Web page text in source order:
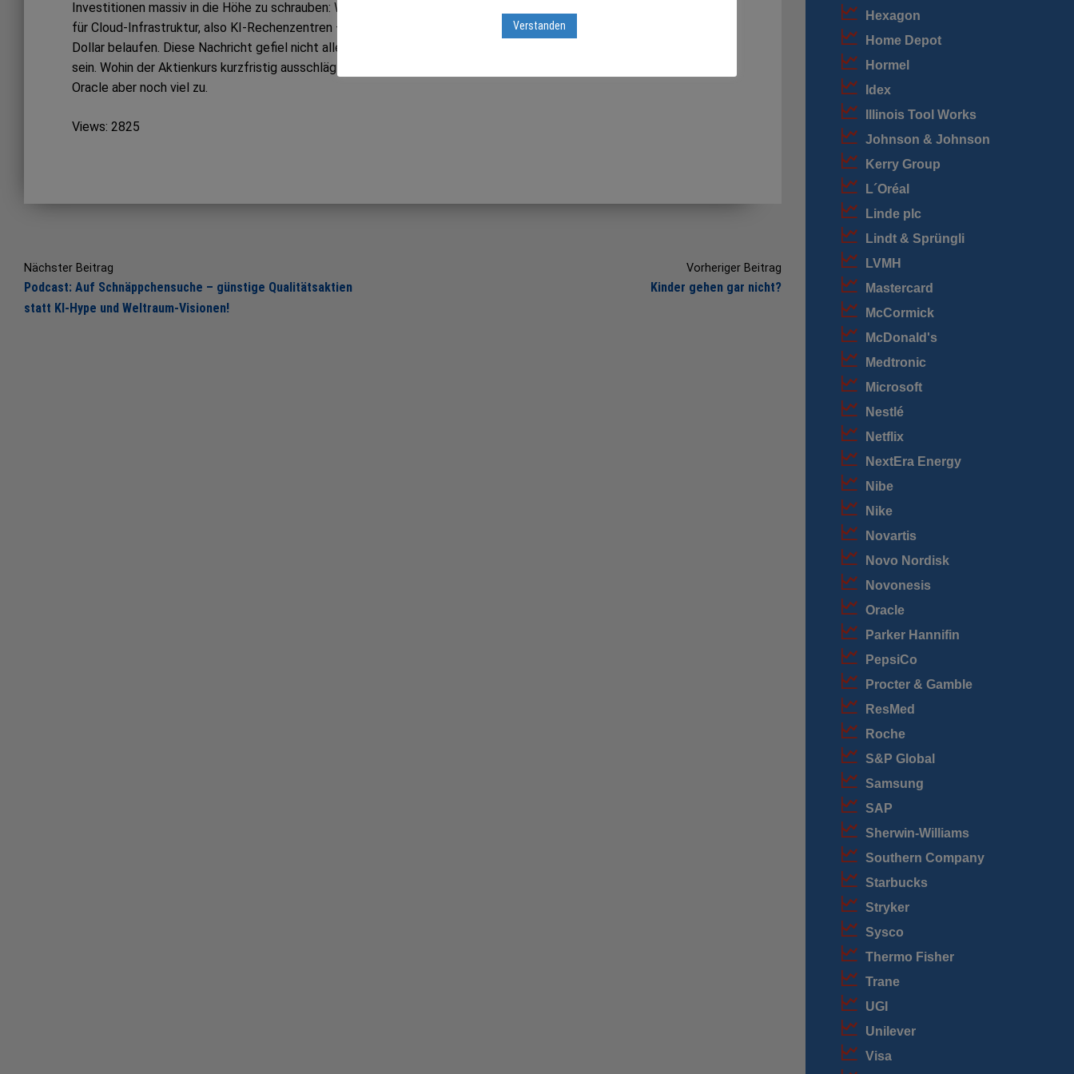
Investitionen massiv in die Höhe zu schrauben: Wurden vergangenes Jahr 55 Milliarden Dollar ausgegeben – vor allem
für Cloud-Infrastruktur, also KI-Rechenzentren –, sollen sich die Investitionen dieses Jahr schon auf 95 Milliarden
Dollar belaufen. Diese Nachricht gefiel nicht allen Börsianern, langfristig dürfte es jedoch die richtige Entscheidung
sein. Wohin der Aktienkurs kurzfristig ausschlägt, kann niemand vorhersehen, in den kommenden Jahren trauen wir
Oracle aber noch viel zu.
Views: 2825
navigation
Nächster Beitrag
Podcast: Auf Schnäppchensuche – günstige Qualitätsaktien
statt KI-Hype und Weltraum-Visionen!
Vorheriger Beitrag
Kinder gehen gar nicht?
Hexagon
Home Depot
Hormel
Idex
Illinois Tool Works
Johnson & Johnson
Kerry Group
L´Oréal
Linde plc
Lindt & Sprüngli
LVMH
Mastercard
McCormick
McDonald's
Medtronic
Microsoft
Nestlé
Netflix
NextEra Energy
Nibe
Nike
Novartis
Novo Nordisk
Novonesis
Oracle
Parker Hannifin
PepsiCo
Procter & Gamble
ResMed
Roche
S&P Global
Samsung
SAP
Sherwin-Williams
Southern Company
Starbucks
Stryker
Sysco
Thermo Fisher
Trane
UGI
Unilever
Visa
Verstanden